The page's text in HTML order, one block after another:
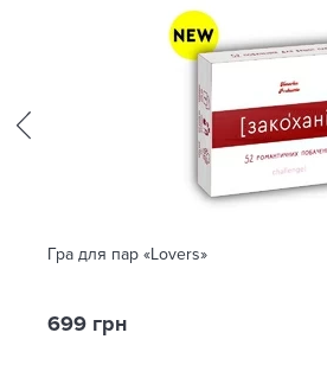
Гра для пар «Lovers»
699 грн